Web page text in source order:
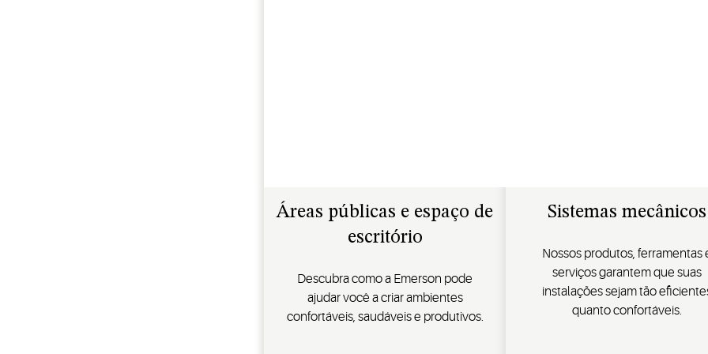
Áreas públicas e espaço de
escritório
Descubra como a Emerson pode
ajudar você a criar ambientes
confortáveis, saudáveis e produtivos.
Sistemas mecânicos
Nossos produtos, ferramentas
serviços garantem que suas
instalações sejam tão
quanto confortáveis.